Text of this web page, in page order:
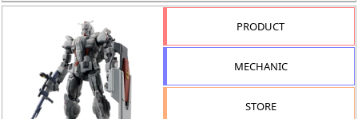
PRODUCT
MECHANIC
STORE